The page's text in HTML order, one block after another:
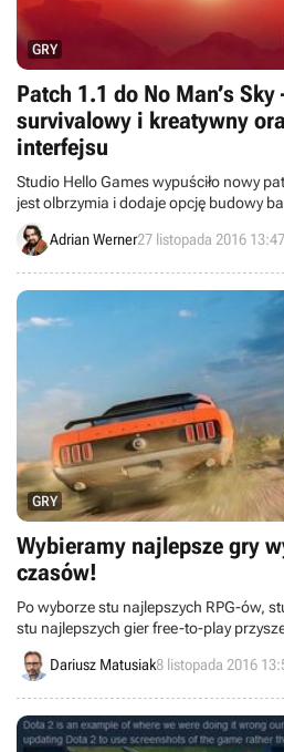
GRY
Patch 1.1 do No Man’s
survivalowy i kreatywny
interfejsu
Studio Hello Games wypuściło nowy
jest olbrzymia i dodaje opcję budowy
nowe tryby rozgrywki - survivalowy o
trudności oraz kreatywny. Poprawiono
surowców i technologii.
Adrian Werner27 listopada 2016 13:47
GRY
Wybieramy najlepsze gry
czasów!
Po wyborze stu najlepszych RPG-ów,
stu najlepszych gier free-to-play
wyścigowe. Podobnie jak poprzednio,
głosowania i wytypowania setki
Dariusz Matusiak8 listopada 2016